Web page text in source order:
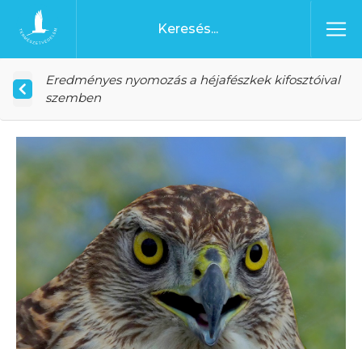
Ugrás a tartalomhoz
Főoldal
Eredményes nyomozás a héjafészkek kifosztóival
szemben